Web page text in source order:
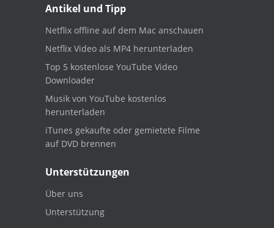
Antikel und Tipp
Netflix offline auf dem Mac anschauen
Netflix Video als MP4 herunterladen
Top 5 kostenlose YouTube Video
Downloader
Musik von YouTube kostenlos
herunterladen
iTunes gekaufte oder gemietete Filme
auf DVD brennen
Unterstützungen
Über uns
Unterstützung